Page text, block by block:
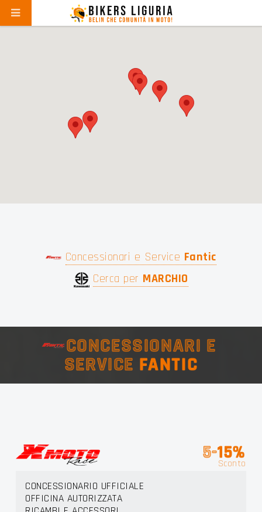
Concessionari e Service Fantic
Cerca per MARCHIO
CONCESSIONARI E
SERVICE FANTIC
5-15%
Sconto
CONCESSIONARIO UFFICIALE
OFFICINA AUTORIZZATA